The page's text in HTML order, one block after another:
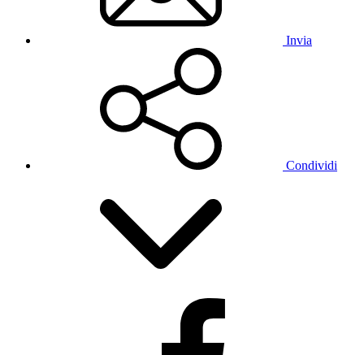
Invia
Condividi